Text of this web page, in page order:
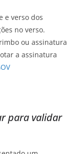
e verso dos
no verso.
ou assinatura
a assinatura
para validar